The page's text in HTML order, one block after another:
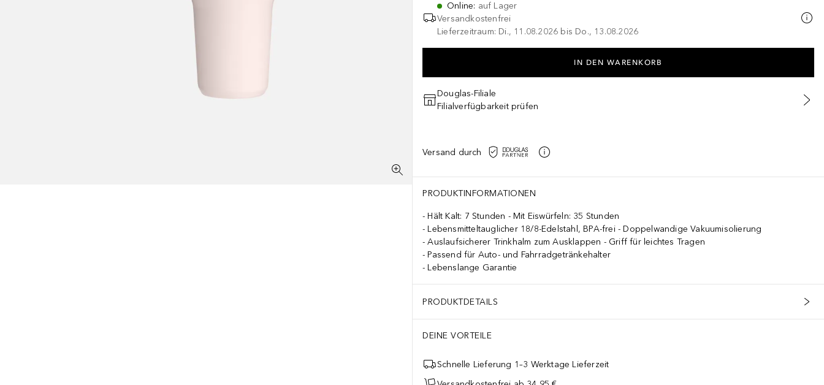
Online: auf Lager
Versandkostenfrei
Lieferzeitraum: Di., 11.08.2026 bis Do., 13.08.2026
IN DEN WARENKORB
Douglas-Filiale
Filialverfügbarkeit prüfen
Versand durch
PRODUKTINFORMATIONEN
Hält Kalt: 7 Stunden - Mit Eiswürfeln: 35 Stunden
Lebensmitteltauglicher 18/8-Edelstahl, BPA-frei - Doppelwandige Vakuumisolierung
Auslaufsicherer Trinkhalm zum Ausklappen - Griff für leichtes Tragen
Passend für Auto- und Fahrradgetränkehalter
Lebenslange Garantie
PRODUKTDETAILS
DEINE VORTEILE
Schnelle Lieferung 1–3 Werktage Lieferzeit